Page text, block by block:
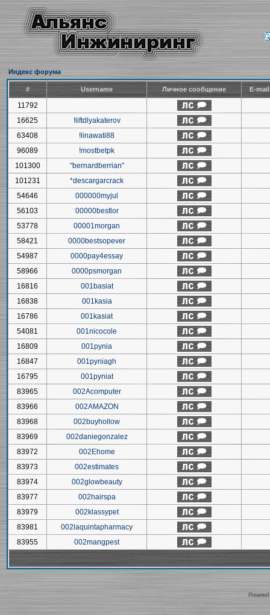
Индекс форума
# Username Личное сообщение E-
11792
16625
!liftdlyakaterov
63408
!linawati88
96089
!mostbetpk
101300
"bernardberrian"
101231
*descargarcrack
54646
000000myjul
56103
00000bestlor
53778
00001morgan
58421
0000bestsopever
54987
0000pay4essay
58966
0000psmorgan
16816
001basiat
16838
001kasia
16786
001kasiat
54081
001nicocole
16809
001pynia
16847
001pyniagh
16795
001pyniat
83965
002Acomputer
83966
002AMAZON
83968
002buyhollow
83969
002daniegonzalez
83972
002Ehome
83973
002estimates
83974
002glowbeauty
83977
002hairspa
83979
002klassypet
83981
002laquintapharmacy
83955
002mangpest